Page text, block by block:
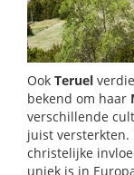
Ook Teruel
bekend om haar
verschillende
juist versterkten.
christelijke
uniek is in